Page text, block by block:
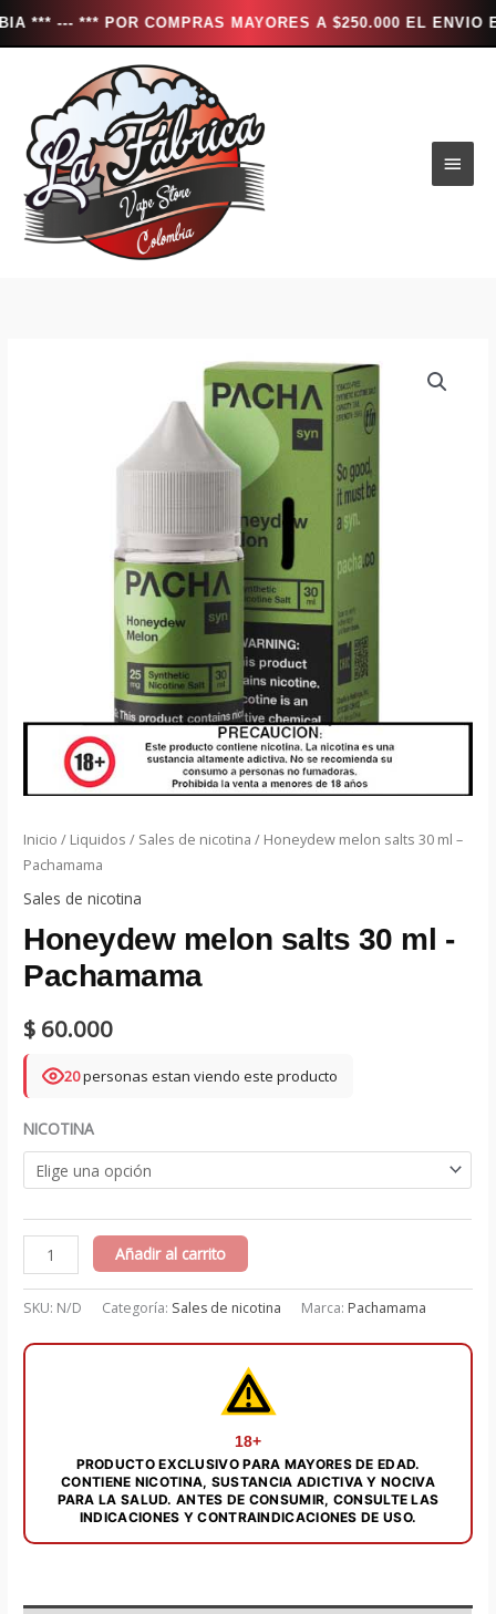
*** POR COMPRAS MAYORES A $250.000 EL ENVIO ES
contenido
Inicio / Liquidos / Sales de nicotina / Honeydew melon salts 30 ml –
Pachamama
Sales de nicotina
Honeydew melon salts 30 ml -
Pachamama
$ 60.000
20personas estan viendo este producto
NICOTINA
Honeydew
melon
salts
ml
Añadir al carrito
SKU: N/D Categoría: Sales de nicotina Marca: Pachamama
18+
PRODUCTO EXCLUSIVO PARA MAYORES DE EDAD.
CONTIENE NICOTINA, SUSTANCIA ADICTIVA Y NOCIVA
PARA LA SALUD. ANTES DE CONSUMIR, CONSULTE LAS
INDICACIONES Y CONTRAINDICACIONES DE USO.